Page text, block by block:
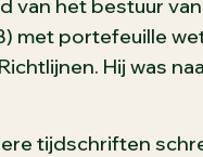
van het bestuur
met portefeuille
Hij was
tijdschriften